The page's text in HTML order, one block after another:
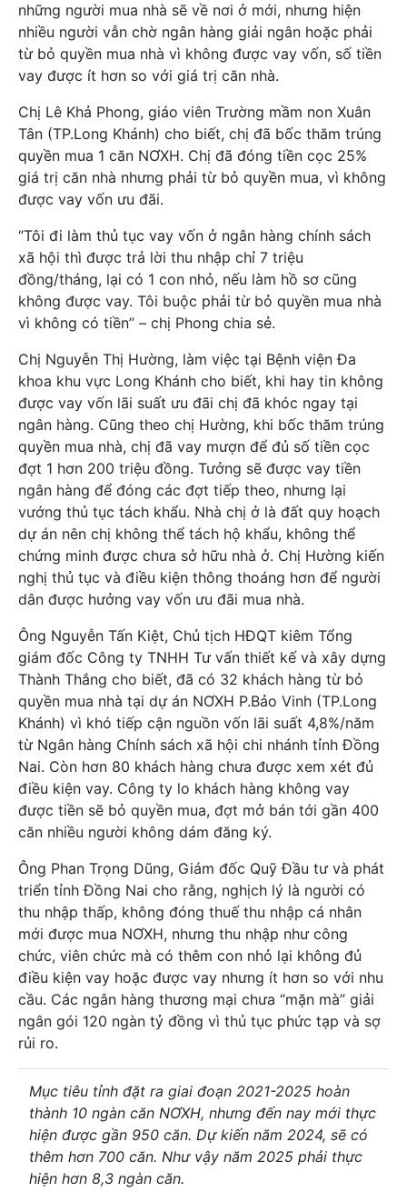
những người mua nhà sẽ về nơi ở mới, nhưng hiện
nhiều người vẫn chờ ngân hàng giải ngân hoặc phải
từ bỏ quyền mua nhà vì không được vay vốn, số tiền
vay được ít hơn so với giá trị căn nhà.
Chị Lê Khả Phong, giáo viên Trường mầm non Xuân
Tân (TP.Long Khánh) cho biết, chị đã bốc thăm trúng
quyền mua 1 căn NƠXH. Chị đã đóng tiền cọc 25%
giá trị căn nhà nhưng phải từ bỏ quyền mua, vì không
được vay vốn ưu đãi.
“Tôi đi làm thủ tục vay vốn ở ngân hàng chính sách
xã hội thì được trả lời thu nhập chỉ 7 triệu
đồng/tháng, lại có 1 con nhỏ, nếu làm hồ sơ cũng
không được vay. Tôi buộc phải từ bỏ quyền mua nhà
vì không có tiền” – chị Phong chia sẻ.
Chị Nguyễn Thị Hường, làm việc tại Bệnh viện Đa
khoa khu vực Long Khánh cho biết, khi hay tin không
được vay vốn lãi suất ưu đãi chị đã khóc ngay tại
ngân hàng. Cũng theo chị Hường, khi bốc thăm trúng
quyền mua nhà, chị đã vay mượn để đủ số tiền cọc
đợt 1 hơn 200 triệu đồng. Tưởng sẽ được vay tiền
ngân hàng để đóng các đợt tiếp theo, nhưng lại
vướng thủ tục tách khẩu. Nhà chị ở là đất quy hoạch
dự án nên chị không thể tách hộ khẩu, không thể
chứng minh được chưa sở hữu nhà ở. Chị Hường kiến
nghị thủ tục và điều kiện thông thoáng hơn để người
dân được hưởng vay vốn ưu đãi mua nhà.
Ông Nguyễn Tấn Kiệt, Chủ tịch HĐQT kiêm Tổng
giám đốc Công ty TNHH Tư vấn thiết kế và xây dựng
Thành Thắng cho biết, đã có 32 khách hàng từ bỏ
quyền mua nhà tại dự án NƠXH P.Bảo Vinh (TP.Long
Khánh) vì khó tiếp cận nguồn vốn lãi suất 4,8%/năm
từ Ngân hàng Chính sách xã hội chi nhánh tỉnh Đồng
Nai. Còn hơn 80 khách hàng chưa được xem xét đủ
điều kiện vay. Công ty lo khách hàng không vay
được tiền sẽ bỏ quyền mua, đợt mở bán tới gần 400
căn nhiều người không dám đăng ký.
Ông Phan Trọng Dũng, Giám đốc Quỹ Đầu tư và phát
triển tỉnh Đồng Nai cho rằng, nghịch lý là người có
thu nhập thấp, không đóng thuế thu nhập cá nhân
mới được mua NƠXH, nhưng thu nhập như công
chức, viên chức mà có thêm con nhỏ lại không đủ
điều kiện vay hoặc được vay nhưng ít hơn so với nhu
cầu. Các ngân hàng thương mại chưa “mặn mà” giải
ngân gói 120 ngàn tỷ đồng vì thủ tục phức tạp và sợ
rủi ro.
Mục tiêu tỉnh đặt ra giai đoạn 2021-2025 hoàn
thành 10 ngàn căn NƠXH, nhưng đến nay mới thực
hiện được gần 950 căn. Dự kiến năm 2024, sẽ có
thêm hơn 700 căn. Như vậy năm 2025 phải thực
hiện hơn 8,3 ngàn căn.